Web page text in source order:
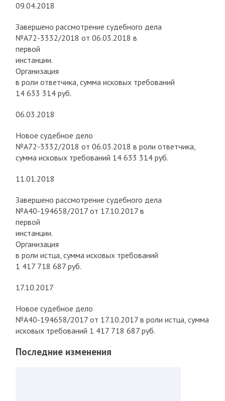
09.04.2018
Завершено рассмотрение судебного дела
№А72-3332/2018 от 06.03.2018 в
первой
инстанции.
Организация
в роли ответчика, сумма исковых требований
14 633 314 руб.
06.03.2018
Новое судебное дело
№А72-3332/2018 от 06.03.2018 в роли ответчика,
сумма исковых требований 14 633 314 руб.
11.01.2018
Завершено рассмотрение судебного дела
№А40-194658/2017 от 17.10.2017 в
первой
инстанции.
Организация
в роли истца, сумма исковых требований
1 417 718 687 руб.
17.10.2017
Новое судебное дело
№А40-194658/2017 от 17.10.2017 в роли истца, сумма
исковых требований 1 417 718 687 руб.
Последние изменения